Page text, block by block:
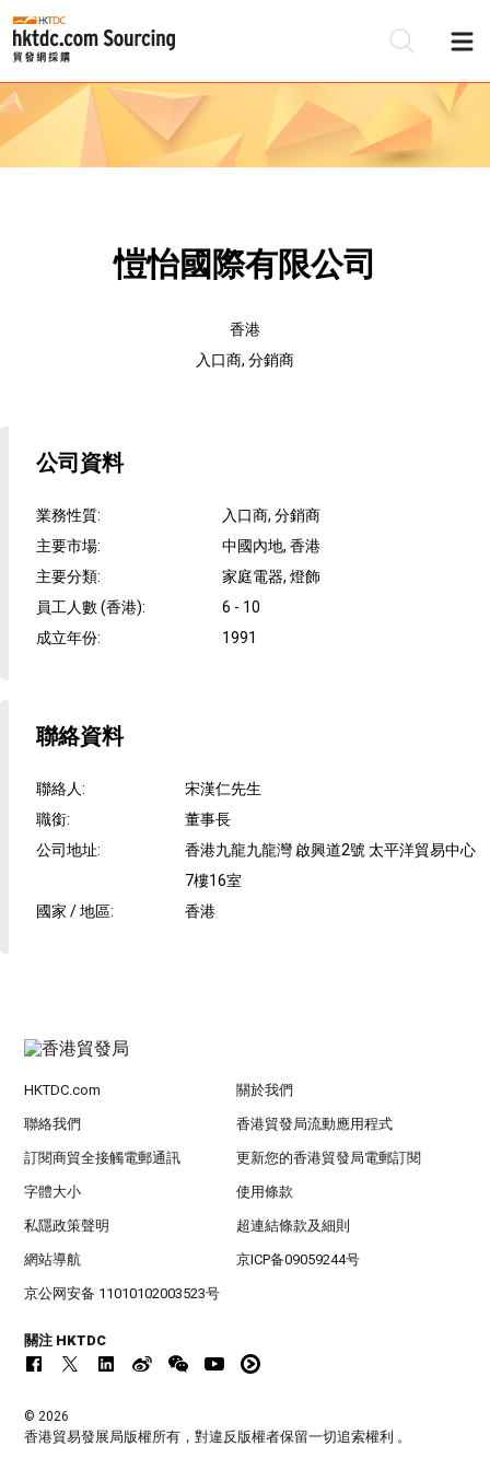
愷怡國際有限公司
香港
入口商, 分銷商
公司資料
業務性質:
入口商, 分銷商
主要市場:
中國內地, 香港
主要分類:
家庭電器, 燈飾
員工人數 (香港):
6 - 10
成立年份: 1991
聯絡資料
聯絡人:
宋漢仁先生
職銜:
董事長
公司地址:
香港九龍九龍灣 啟興道2號 太平洋貿易中心
7樓16室
國家 / 地區: 香港
HKTDC.com 關於我們
聯絡我們 香港貿發局流動應用程式
訂閱商貿全接觸電郵通訊 更新您的香港貿發局電郵訂閱
字體大小 使用條款
私隱政策聲明 超連結條款及細則
網站導航 京ICP备09059244号
京公网安备 11010102003523号
關注 HKTDC
© 2026
香港貿易發展局版權所有，對違反版權者保留一切追索權利 。